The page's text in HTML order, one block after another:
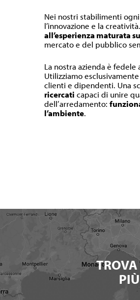
Nei nostri stabilimenti
l’innovazione e la
all’esperienza maturata
mercato e del pubblico
La nostra azienda è
Utilizziamo
clienti e dipendenti. Una
ricercati capaci di unire
dell’arredamento:
l’ambiente.